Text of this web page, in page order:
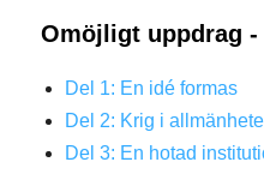
Omöjligt uppdrag -
Del 1: En idé formas
Del 2: Krig i
Del 3: En hotad